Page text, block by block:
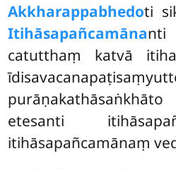
Akkharappabhedoti
Itihāsapañcamānanti
catutthaṃ katvā
etesanti
itihāsapañcamānaṃ